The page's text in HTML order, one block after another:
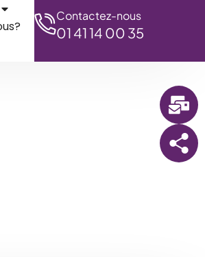
Contactez-nous
01 41 14 00 35